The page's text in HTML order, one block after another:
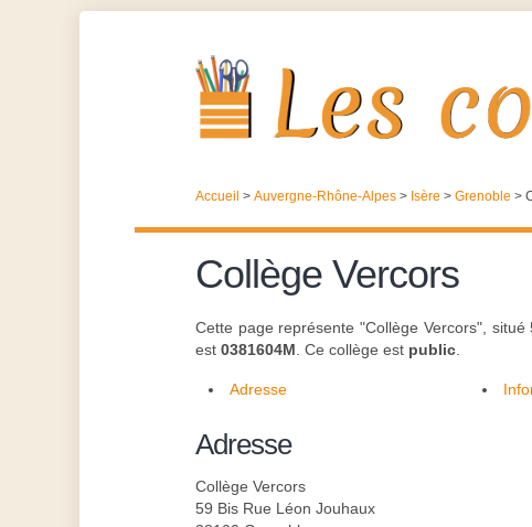
Accueil > Auvergne-Rhône-Alpes > Isère > Grenoble >
Collège Vercors
Cette page représente "Collège Vercors",
est 0381604M . Ce collège est public
Adresse
Adresse
Collège Vercors
59 Bis Rue Léon Jouhaux